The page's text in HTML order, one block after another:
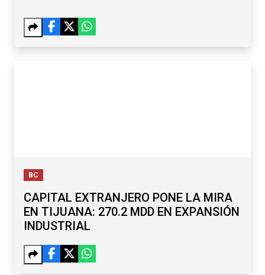
BC
CAPITAL EXTRANJERO PONE LA MIRA
EN TIJUANA: 270.2 MDD EN EXPANSIÓN
INDUSTRIAL